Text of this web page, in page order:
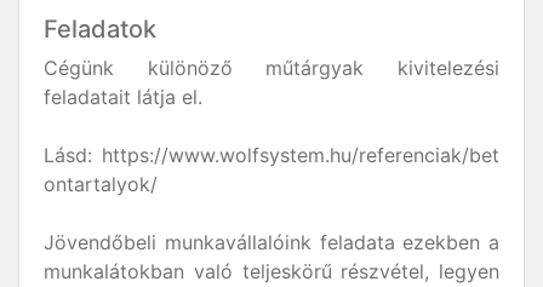
Feladatok
Cégünk különöző műtárgyak kivitelezési
feladatait látja el.
Lásd: https://www.wolfsystem.hu/referenciak/bet
ontartalyok/
Jövendőbeli munkavállalóink feladata ezekben a
munkalátokban való teljeskörű részvétel, legyen